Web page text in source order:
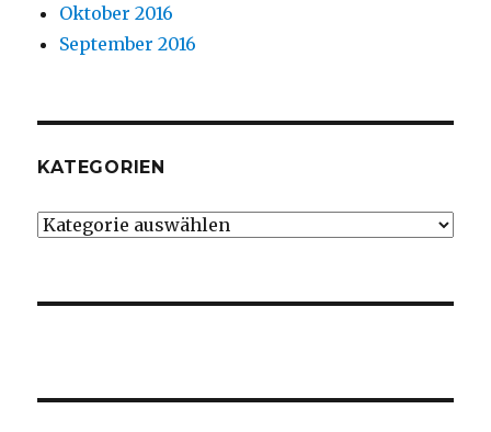
Oktober 2016
September 2016
KATEGORIEN
Kategorien